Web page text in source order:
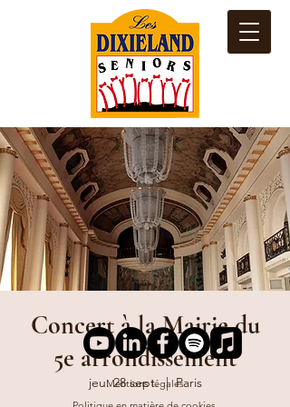
Concert à la Mairie du
5e arrondissement
jeu. 28 sept.
  |
Paris
Mentions légales